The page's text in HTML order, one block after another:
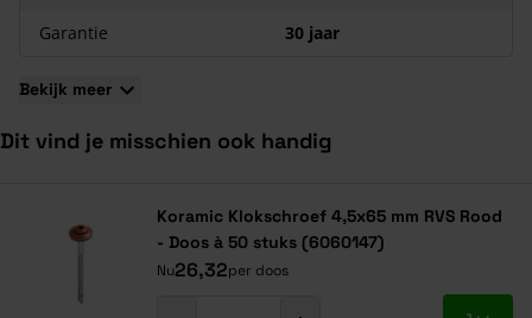
Garantie
30 jaar
Bekijk meer
Dit vind je misschien ook handig
Koramic Klokschroef 4,5x65 mm RVS Rood
- Doos à 50 stuks (6060147)
Nu26,32per doos